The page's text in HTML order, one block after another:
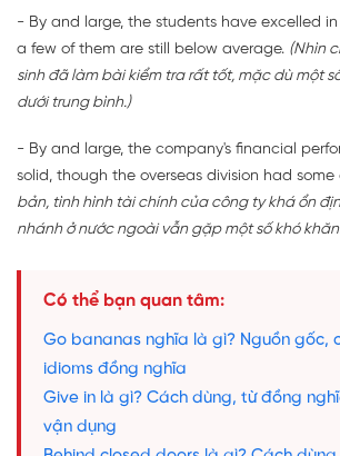
- By and large, the students have excelled
a few of them are still below average. (Nhìn
sinh đã làm bài kiểm tra rất tốt, mặc dù một
dưới trung bình.)
- By and large, the company's financial
solid, though the overseas division had some
bản, tình hình tài chính của công ty khá ổn
nhánh ở nước ngoài vẫn gặp một số khó
Có thể bạn quan tâm:
Go bananas nghĩa là gì? Nguồn gốc,
idioms đồng nghĩa
Give in là gì? Cách dùng, từ đồng
vận dụng